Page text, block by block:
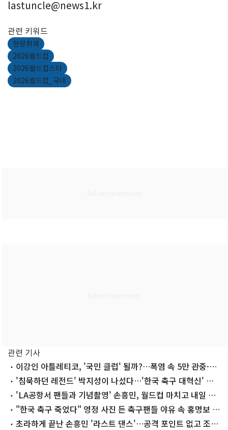
lastuncle@news1.kr
관련 키워드
현장취재
2026월드컵
2026월드컵스타
2026월드컵_국내
관련 기사
이강인 아틀레티코, '국민 클럽' 될까?…폭염 속 5만 관중·유
니폼 1만장
'침묵하던 레전드' 박지성이 나섰다…'한국 축구 대혁신' 마
중물될까?
'LA공항서 팬들과 기념촬영' 손흥민, 월드컵 마치고 내일 귀
국…"다시 뛰겠다"
"한국 축구 죽었다" 영정 사진 든 축구팬들 야유 속 홍명보 감
독 귀국(종합)
초라하게 끝난 손흥민 '라스트 댄스'…공격 포인트 없고 조기